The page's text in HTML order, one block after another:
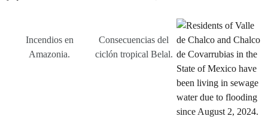
Incendios en
Amazonia.
Consecuencias del
ciclón tropical Belal.